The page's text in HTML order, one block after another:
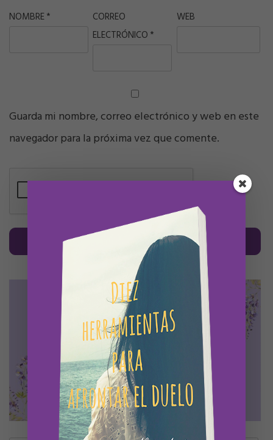
NOMBRE*
CORREO
ELECTRÓNICO *
WEB
Guarda mi nombre, correo electrónico y web en este
navegador para la próxima vez que comente.